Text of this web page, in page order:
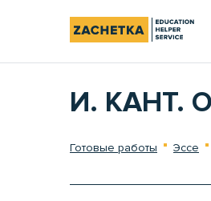
И. КАНТ.
Готовые работы Эссе